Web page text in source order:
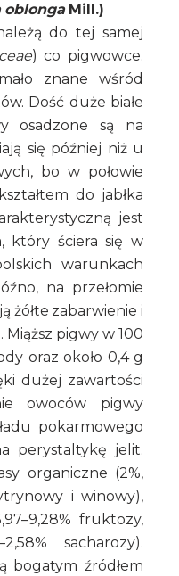
oblongaMill.)
do tej samej
) co pigwowce.
znane wśród
Dość duże białe
osadzone są na
się później niż u
bo w połowie
do jabłka
jest
który ściera się w
warunkach
na przełomie
żółte zabarwienie i
pigwy w 100
oraz około 0,4 g
dużej zawartości
owoców pigwy
pokarmowego
perystaltykę jelit.
organiczne (2%,
i winowy),
fruktozy,
sacharozy).
bogatym źródłem